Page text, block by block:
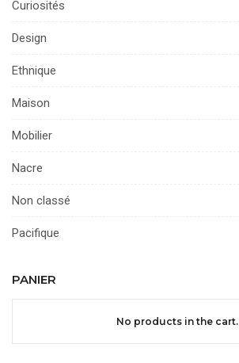
Curiosités
Design
Ethnique
Maison
Mobilier
Nacre
Non classé
Pacifique
PANIER
No products in the cart.